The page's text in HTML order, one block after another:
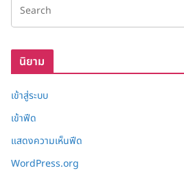
ก็
นิยาม
เข้าสู่ระบบ
เข้าฟีด
แสดงความเห็นฟีด
WordPress.org